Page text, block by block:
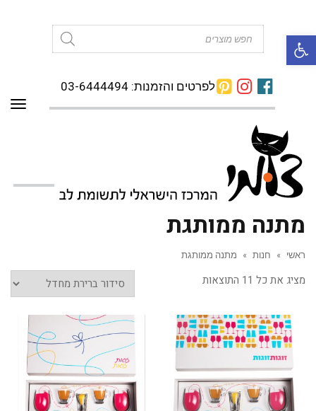
פתח סרגל נגישות
לפרטים והזמנות: 03-6444494
מתנה ממותגת
ראשי » חנות » מתנה ממותגת
מציג את כל 11 התוצאות